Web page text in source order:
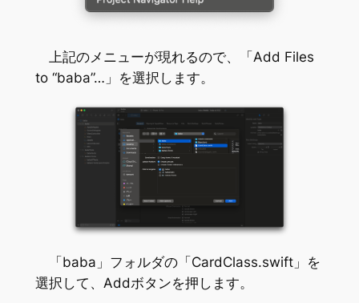
上記のメニューが現れるので、「Add Files
to “baba”…」を選択します。
「baba」フォルダの「CardClass.swift」を
選択して、Addボタンを押します。